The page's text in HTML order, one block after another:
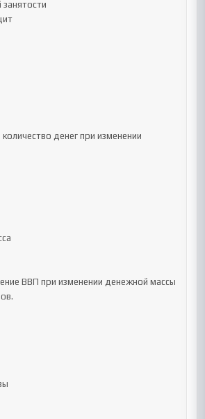
денег при изменении
ВВП при изменении денежной массы